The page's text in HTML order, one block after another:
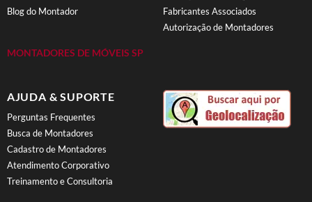
Blog do Montador
MONTADORES DE MÓVEIS SP
Fabricantes Associados
Autorização de Montadores
AJUDA & SUPORTE
Perguntas Frequentes
Busca de Montadores
Cadastro de Montadores
Atendimento Corporativo
Treinamento e Consultoria